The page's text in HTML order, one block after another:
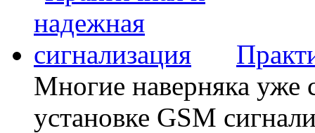
Многие наверняка уже
установке GSM